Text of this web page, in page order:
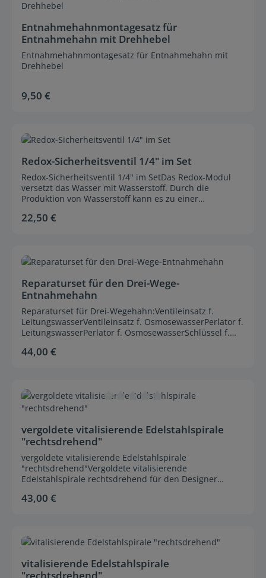
Durchschnittliche Bewertung von 0 von 5 Sternen
Entnahmehahnmontagesatz für
Entnahmehahn mit Drehhebel
Entnahmehahnmontagesatz für Entnahmehahn mit
Drehhebel
Regulärer Preis:
9,50 €
Durchschnittliche Bewertung von 0 von 5 Sternen
Redox-Sicherheitsventil 1/4" im Set
Redox-Sicherheitsventil 1/4" im SetDas Redox-Modul
versetzt das Wasser mit Wasserstoff. Durch die
Produktion von Wasserstoff kann es zu einer
Abfluss abgeleitet werden sollte.Daher empfehlen wir
Sicherheitsventil wahlweise vor oder nach dem Redox-
Regulärer Preis:
22,50 €
Durchschnittliche Bewertung von 0 von 5 Sternen
Reparaturset für den Drei-Wege-
Entnahmehahn
Reparaturset für Drei-Wegehahn:Ventileinsatz f.
LeitungswasserVentileinsatz f. OsmosewasserPerlator f.
LeitungswasserPerlator f. OsmosewasserSchlüssel f.
Regulärer Preis:
44,00 €
Durchschnittliche Bewertung von 0 von 5 Sternen
vergoldete vitalisierende Edelstahlspirale
"rechtsdrehend"
vergoldete vitalisierende Edelstahlspirale
"rechtsdrehend"Vergoldete vitalisierende
Edelstahlspirale rechtsdrehend für den Designer
Entnahmehahn (Modelle ab 04.2013).
Regulärer Preis:
43,00 €
Durchschnittliche Bewertung von 0 von 5 Sternen
vitalisierende Edelstahlspirale